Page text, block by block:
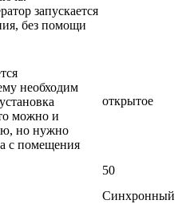
запускается
без помощи
необходим
можно и
но нужно
с помещения
открытое
50
Синхронный